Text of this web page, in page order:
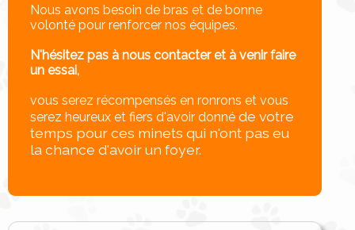
Nous avons besoin de bras et de bonne
volonté pour renforcer nos équipes.
N'hésitez pas ànous contacteret à venir faire
un essai,
vous serez récompensés en ronrons et vous
serez heureux et fiers d'avoir donnéde votre
temps pour ces minets qui n'ont pas eu
la chance d'avoir un foyer.